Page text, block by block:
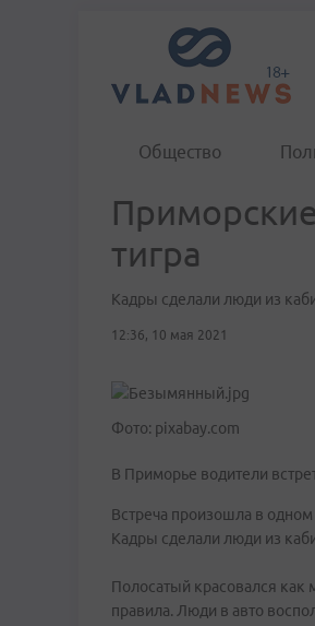
Общество
тигра
Кадры сделали люди из
12:36, 10 мая 2021
Фото: pixabay.com
В Приморье водители
Встреча произошла в
Кадры сделали люди из
Полосатый красовался
правила. Люди в авто